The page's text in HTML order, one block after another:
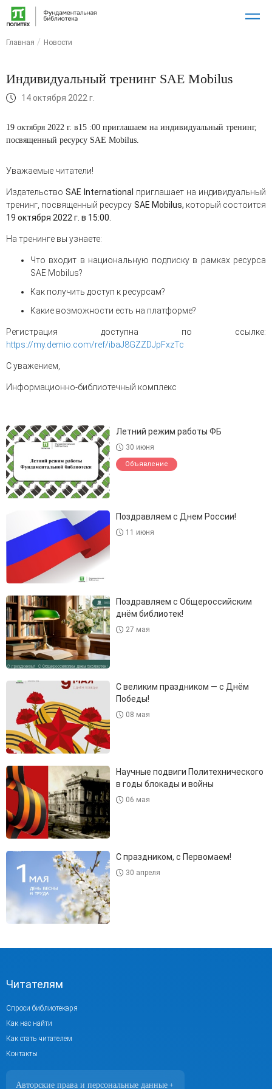
Главная Новости
Индивидуальный тренинг SAE Mobilus
14 октября 2022 г.
19 октября 2022 г. в15 :00 приглашаем на индивидуальный тренинг,
посвященный ресурсу SAE Mobilus.
Уважаемые читатели!
Издательство SAE International приглашает на индивидуальный
тренинг, посвященный ресурсу SAE Mobilus, который состоится
19 октября 2022 г. в 15:00.
На тренинге вы узнаете:
Что входит в национальную подписку в рамках ресурса
SAE Mobilus?
Как получить доступ к ресурсам?
Какие возможности есть на платформе?
Регистрация доступна по ссылке:
https://my.demio.com/ref/ibaJ8GZZDJpFxzTc
С уважением,
Информационно-библиотечный комплекс
Летний режим работы ФБ
30 июня
Объявление
Поздравляем с Днем России!
11 июня
Поздравляем с Общероссийским
днём библиотек!
27 мая
С великим праздником — с Днём
Победы!
08 мая
Научные подвиги Политехнического
в годы блокады и войны
06 мая
С праздником, с Первомаем!
30 апреля
Читателям
Спроси библиотекаря
Как нас найти
Как стать читателем
Контакты
Авторские права и персональные данные +